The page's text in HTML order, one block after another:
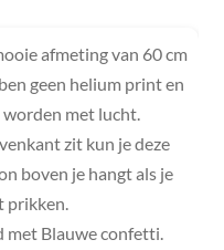
afmeting van 60 cm
geen helium print en
met lucht.
zit kun je deze
boven je hangt als je
prikken.
met Blauwe confetti.